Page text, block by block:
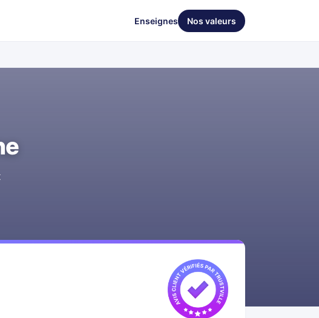
Enseignes Nos valeurs